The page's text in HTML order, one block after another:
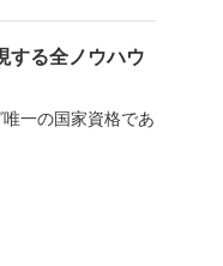
する全ノウハウ
一の国家資格であ